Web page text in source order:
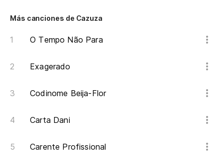
Más canciones de Cazuza
O Tempo Não Para
Exagerado
Codinome Beija-Flor
Carta Dani
Carente Profissional